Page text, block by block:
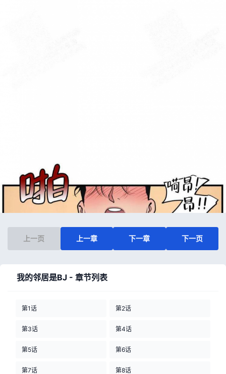
上一页 上一章 下一章 下一页
我的邻居是BJ - 章节列表
第1话 第2话
第3话 第4话
第5话 第6话
第7话 第8话